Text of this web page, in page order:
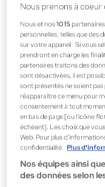
Rilastil
MULTIREPAIR
Cosmétique faciale
42,21 €
Nous prenons à
Nous et nos1015
personnelles, telles que des
sur votre appareil . Si vous
prendront en charge les
partenaires traitons des
sont désactivées, il est
sont présentés ne soient
réapparaître ce menu pour
consentement à tout
en bas de page [ou l'icône
échéant]. Les choix que
Web. Pour plus
confidentialité. Plus
Nos équipes ainsi
des données selon